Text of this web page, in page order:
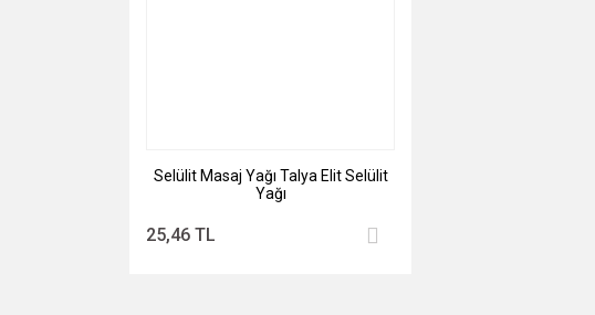
Selülit Masaj Yağı Talya Elit Selülit
Yağı
25,46 TL